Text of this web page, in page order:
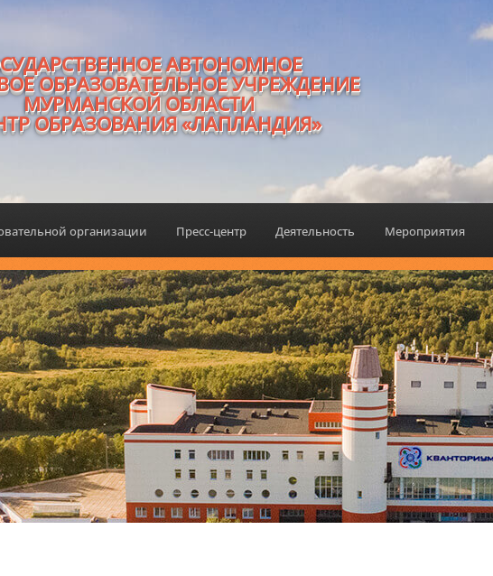
АВТОНОМНОЕ
ОБРАЗОВАТЕЛЬНОЕ УЧРЕЖДЕНИЕ
МУРМАНСКОЙ ОБЛАСТИ
ОБРАЗОВАНИЯ «ЛАПЛАНДИЯ»
организации Пресс-центр Деятельность Мероприятия